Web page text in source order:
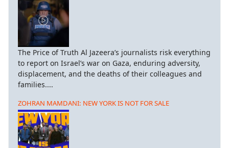
The Price of Truth Al Jazeera’s journalists risk everything
to report on Israel’s war on Gaza, enduring adversity,
displacement, and the deaths of their colleagues and
families....
ZOHRAN MAMDANI: NEW YORK IS NOT FOR SALE